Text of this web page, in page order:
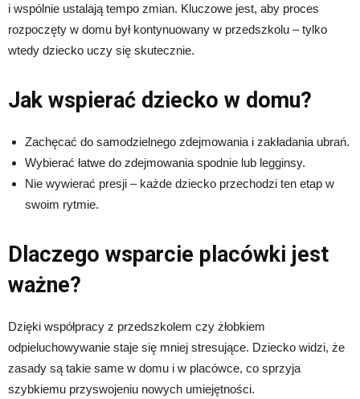
i wspólnie ustalają tempo zmian. Kluczowe jest, aby proces
rozpoczęty w domu był kontynuowany w przedszkolu – tylko
wtedy dziecko uczy się skutecznie.
Jak wspierać dziecko w domu?
Zachęcać do samodzielnego zdejmowania i zakładania ubrań.
Wybierać łatwe do zdejmowania spodnie lub legginsy.
Nie wywierać presji – każde dziecko przechodzi ten etap w
swoim rytmie.
Dlaczego wsparcie placówki jest
ważne?
Dzięki współpracy z przedszkolem czy żłobkiem
odpieluchowywanie staje się mniej stresujące. Dziecko widzi, że
zasady są takie same w domu i w placówce, co sprzyja
szybkiemu przyswojeniu nowych umiejętności.